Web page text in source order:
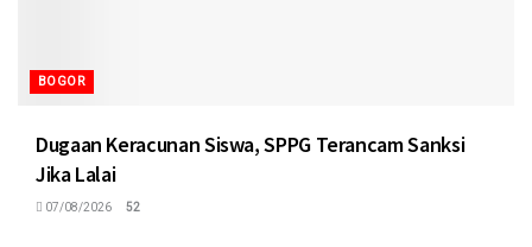
BOGOR
Dugaan Keracunan Siswa, SPPG Terancam Sanksi
Jika Lalai
07/08/2026 52